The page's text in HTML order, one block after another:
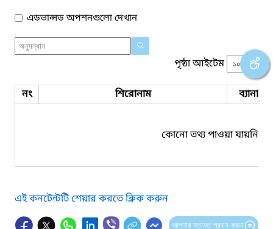
এডভান্সড অপশনগুলো দেখান
পৃষ্ঠা আইটেম
নং শিরোনাম ব্যানার
কোনো তথ্য পাওয়া যায়নি।
এই কনটেন্টটি শেয়ার করতে ক্লিক করুন
আপনার মতামত প্রদান করুন